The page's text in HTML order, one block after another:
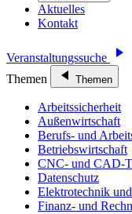
Aktuelles
Kontakt
Veranstaltungssuche
Themen
Themen
Arbeitssicherheit
Außenwirtschaft
Berufs- und
Betriebswirtschaft
CNC- und CAD-
Datenschutz
Elektrotechnik
Finanz- und